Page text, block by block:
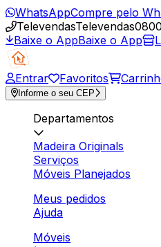
WhatsAppCompre pelo
TelevendasTelevendas
Baixe o AppBaixe o App
Entrar Favoritos
Informe o seu CEP
Departamentos
Madeira Originals
Serviços
Móveis Planejados
Meus pedidos
Ajuda
Móveis